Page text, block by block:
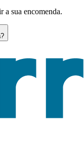
a sua encomenda.